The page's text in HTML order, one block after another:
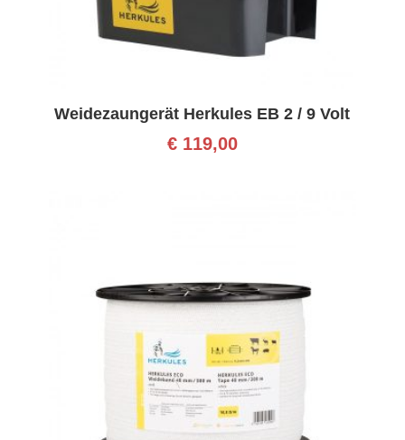
Weidezaungerät Herkules EB 2 / 9 Volt
€119,00